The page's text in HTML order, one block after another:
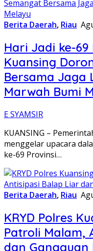
Berita Daerah, Riau
Hari Jadi ke-69
Kuansing
Bersama Jaga
Marwah Bumi
E SYAMSIR
KUANSING –
menggelar upacara
ke-69 Provinsi…
Berita Daerah, Riau
KRYD Polres
Patroli Malam,
dan Gangguan